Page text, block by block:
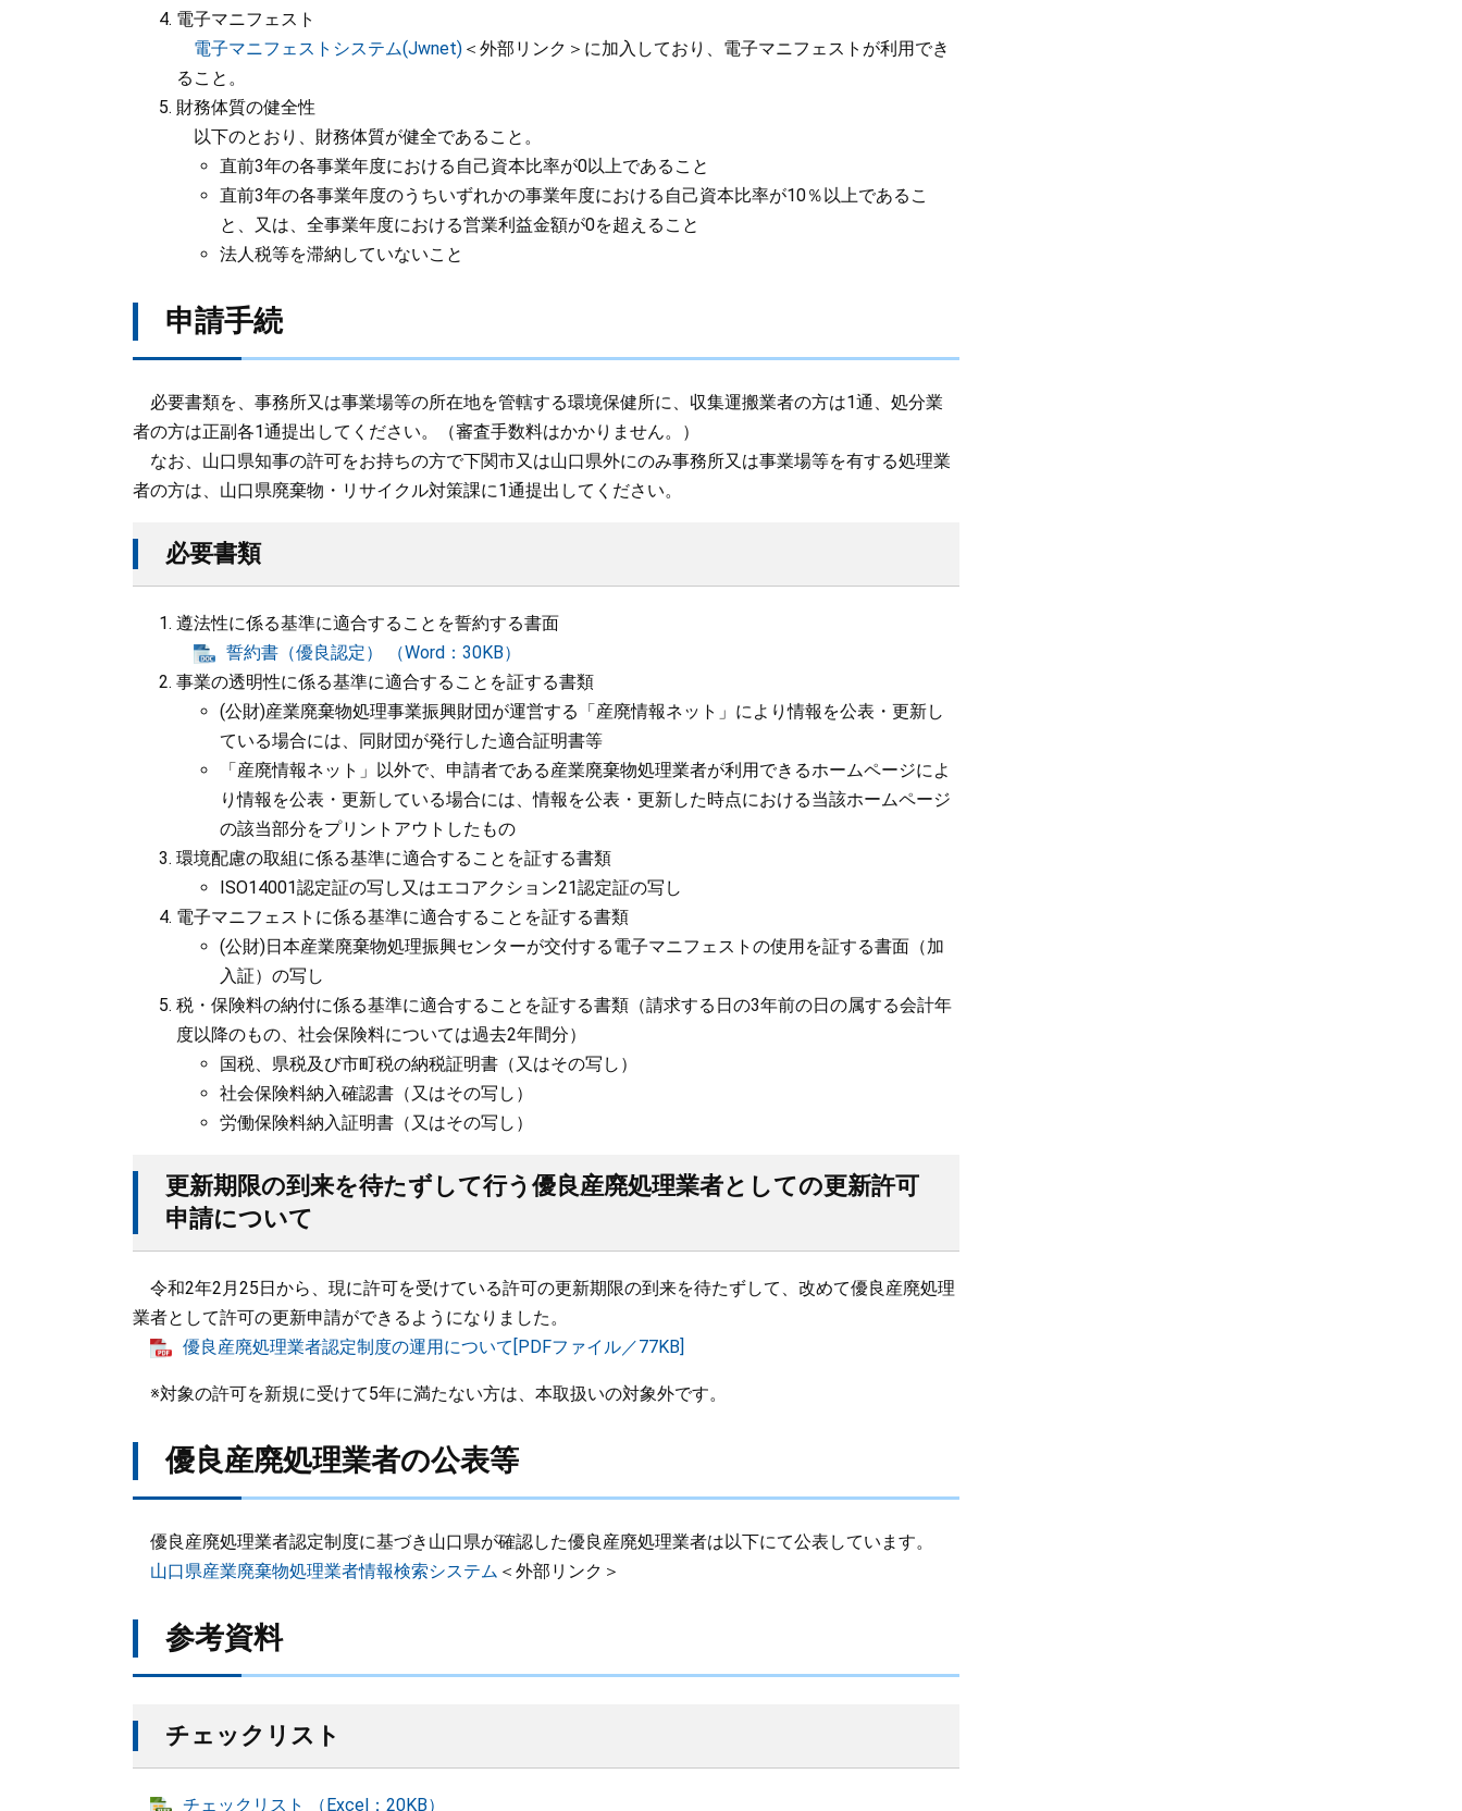
電子マニフェスト
電子マニフェストシステム(Jwnet) ＜外部リンク＞ に加入しており、電子マニフェストが利用でき
ること。
財務体質の健全性
以下のとおり、財務体質が健全であること。
直前3年の各事業年度における自己資本比率が0以上であること
直前3年の各事業年度のうちいずれかの事業年度における自己資本比率が10％以上であるこ
と、又は、全事業年度における営業利益金額が0を超えること
法人税等を滞納していないこと
申請手続
必要書類を、事務所又は事業場等の所在地を管轄する環境保健所に、収集運搬業者の方は1通、処分業
者の方は正副各1通提出してください。（審査手数料はかかりません。）
なお、山口県知事の許可をお持ちの方で下関市又は山口県外にのみ事務所又は事業場等を有する処理業
者の方は、山口県廃棄物・リサイクル対策課に1通提出してください。
必要書類
遵法性に係る基準に適合することを誓約する書面
誓約書（優良認定） （Word：30KB）
事業の透明性に係る基準に適合することを証する書類
(公財)産業廃棄物処理事業振興財団が運営する「産廃情報ネット」により情報を公表・更新し
ている場合には、同財団が発行した適合証明書等
「産廃情報ネット」以外で、申請者である産業廃棄物処理業者が利用できるホームページによ
り情報を公表・更新している場合には、情報を公表・更新した時点における当該ホームページ
の該当部分をプリントアウトしたもの
環境配慮の取組に係る基準に適合することを証する書類
ISO14001認定証の写し又はエコアクション21認定証の写し
電子マニフェストに係る基準に適合することを証する書類
(公財)日本産業廃棄物処理振興センターが交付する電子マニフェストの使用を証する書面（加
入証）の写し
税・保険料の納付に係る基準に適合することを証する書類（請求する日の3年前の日の属する会計年
度以降のもの、社会保険料については過去2年間分）
国税、県税及び市町税の納税証明書（又はその写し）
社会保険料納入確認書（又はその写し）
労働保険料納入証明書（又はその写し）
更新期限の到来を待たずして行う優良産廃処理業者としての更新許可
申請について
令和2年2月25日から、現に許可を受けている許可の更新期限の到来を待たずして、改めて優良産廃処理
業者として許可の更新申請ができるようになりました。
優良産廃処理業者認定制度の運用について[PDFファイル／77KB]
※対象の許可を新規に受けて5年に満たない方は、本取扱いの対象外です。
優良産廃処理業者の公表等
優良産廃処理業者認定制度に基づき山口県が確認した優良産廃処理業者は以下にて公表しています。
山口県産業廃棄物処理業者情報検索システム ＜外部リンク＞
参考資料
チェックリスト
チェックリスト （Excel：20KB）